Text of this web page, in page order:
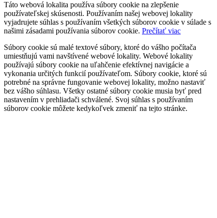
Táto webová lokalita používa súbory cookie na zlepšenie
používateľskej skúsenosti. Používaním našej webovej lokality
vyjadrujete súhlas s používaním všetkých súborov cookie v súlade s
našimi zásadami používania súborov cookie. Prečítať viac
Súbory cookie sú malé textové súbory, ktoré do vášho počítača
umiestňujú vami navštívené webové lokality. Webové lokality
používajú súbory cookie na uľahčenie efektívnej navigácie a
vykonania určitých funkcií používateľom. Súbory cookie, ktoré sú
potrebné na správne fungovanie webovej lokality, možno nastaviť
bez vášho súhlasu. Všetky ostatné súbory cookie musia byť pred
nastavením v prehliadači schválené. Svoj súhlas s používaním
súborov cookie môžete kedykoľvek zmeniť na tejto stránke.